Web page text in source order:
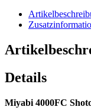
Details
Miyabi 4000FC